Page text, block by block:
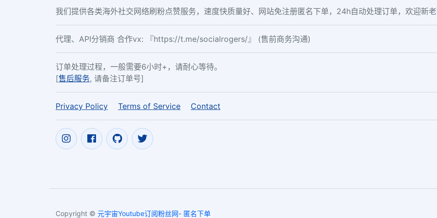
我们提供各类海外社交网络刷粉点赞服务，速度快质量好、网站免注册匿名下单，24h自动处理订单，欢迎新老
代理、API分销商 合作vx: 『https://t.me/socialrogers/』 (售前商务沟通)
订单处理过程，一般需要6小时+，请耐心等待。
[售后服务, 请备注订单号]
Privacy Policy Terms of Service Contact
Copyright © 元宇宙Youtube订阅粉丝网- 匿名下单